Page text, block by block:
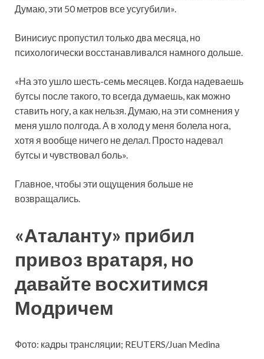
Думаю, эти 50 метров все усугубили».
Винисиус пропустил только два месяца, но
психологически восстанавливался намного дольше.
«На это ушло шесть-семь месяцев. Когда надеваешь
бутсы после такого, то всегда думаешь, как можно
ставить ногу, а как нельзя. Думаю, на эти сомнения у
меня ушло полгода. А в холод у меня болела нога,
хотя я вообще ничего не делал. Просто надевал
бутсы и чувствовал боль».
Главное, чтобы эти ощущения больше не
возвращались.
«Аталанту» прибил
привоз вратаря, но
давайте восхитимся
Модричем
Фото: кадры трансляции; REUTERS/Juan Medina